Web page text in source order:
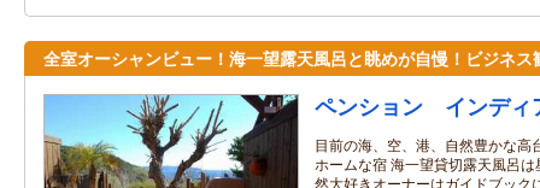
全室オーシャンビュー！海一望露天風呂と眺めが自慢！ビジネス
ペンション インディ
目前の海、空、港、自然豊かな高
ホームな宿 海一望貸切露天風呂
然大好きオーナーはガイドブッ